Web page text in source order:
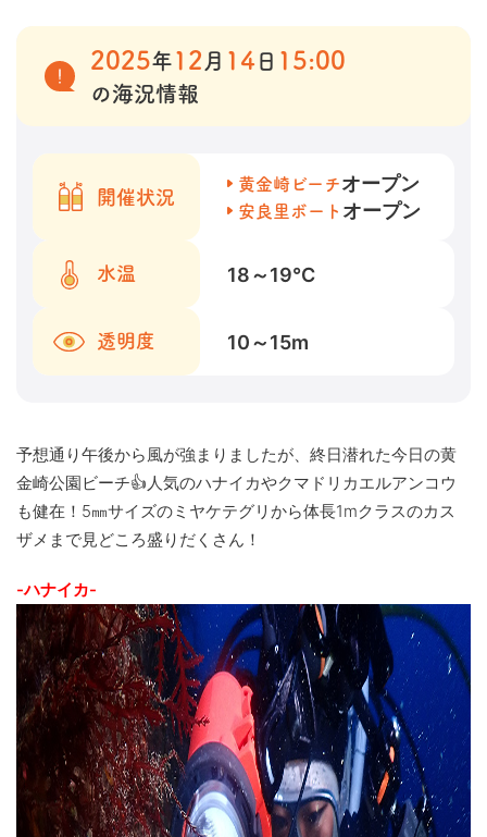
2025年 12 月 14 日 15:00
の海況情報
開催状況
黄金崎ビーチオープン
安良里ボート オープン
水温 18～19℃
透明度 10～15m
予想通り午後から風が強まりましたが、終日潜れた今日の黄
金崎公園ビーチ👍人気のハナイカやクマドリカエルアンコウ
も健在！5㎜サイズのミヤケテグリから体長1mクラスのカス
ザメまで見どころ盛りだくさん！
-ハナイカ-